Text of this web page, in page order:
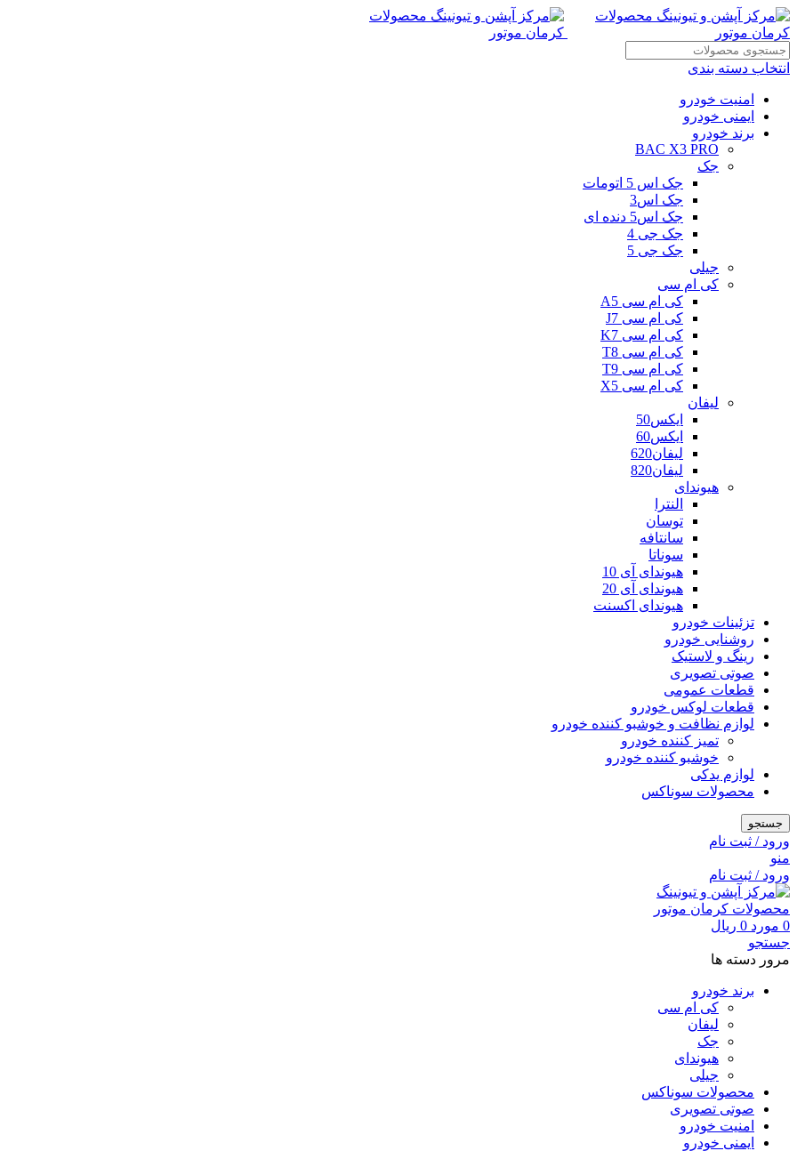
انتخاب دسته بندی
امنیت خودرو
ایمنی خودرو
برند خودرو
BAC X3 PRO
جک
جک اس 5 اتومات
جک اس3
جک اس5 دنده ای
جک جی 4
جک جی 5
جیلی
کی ام سی
کی ام سی A5
کی ام سی J7
کی ام سی K7
کی ام سی T8
کی ام سی T9
کی ام سی X5
لیفان
ایکس50
ایکس60
لیفان620
لیفان820
هیوندای
النترا
توسان
سانتافه
سوناتا
هیوندای آی 10
هیوندای آی 20
هیوندای اکسنت
تزئینات خودرو
روشنایی خودرو
رینگ و لاستیک
صوتی تصویری
قطعات عمومی
قطعات لوکس خودرو
لوازم نظافت و خوشبو کننده خودرو
تمیز کننده خودرو
خوشبو کننده خودرو
لوازم یدکی
محصولات سوناکس
جستجو
ورود / ثبت نام
منو
ورود / ثبت نام
0 مورد 0 ریال
جستجو
مرور دسته ها
برند خودرو
کی ام سی
لیفان
جک
هیوندای
جیلی
محصولات سوناکس
صوتی تصویری
امنیت خودرو
ایمنی خودرو